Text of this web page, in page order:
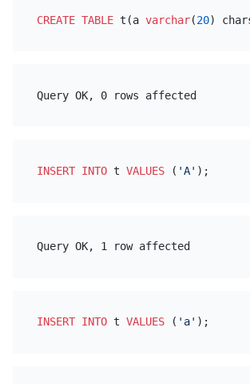
CREATE TABLE t(a varchar(20)
INSERT INTO t VALUES ( 'A'
INSERT INTO t VALUES ( 'a'